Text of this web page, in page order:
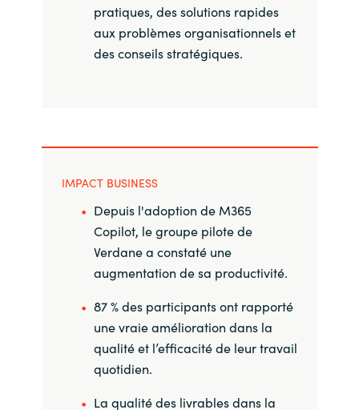
pratiques, des solutions rapides
aux problèmes organisationnels et
des conseils stratégiques.
IMPACT BUSINESS
Depuis l'adoption de M365
Copilot, le groupe pilote de
Verdane a constaté une
augmentation de sa productivité.
87 % des participants ont rapporté
une vraie amélioration dans la
qualité et l’efficacité de leur travail
quotidien.
La qualité des livrables dans la